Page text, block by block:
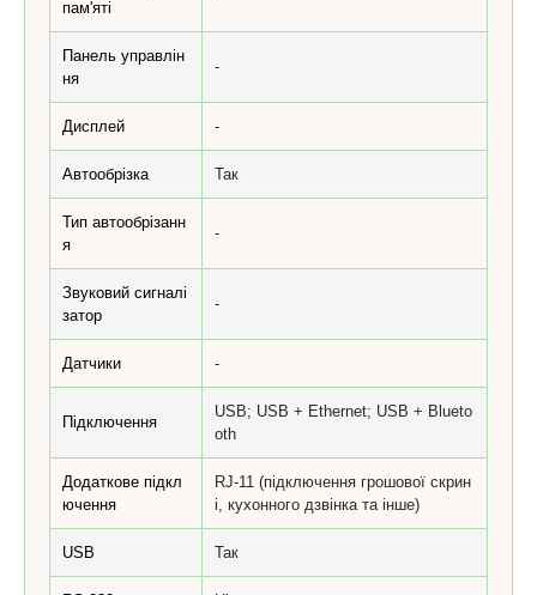
пам'яті
Панель управлін
ня
-
Дисплей -
Автообрізка Так
Тип автообрізанн
я
-
Звуковий сигналі
затор
-
Датчики -
Підключення
USB; USB + Ethernet; USB + Blueto
oth
Додаткове підкл
ючення
RJ-11 (підключення грошової скрин
і, кухонного дзвінка та інше)
USB Так